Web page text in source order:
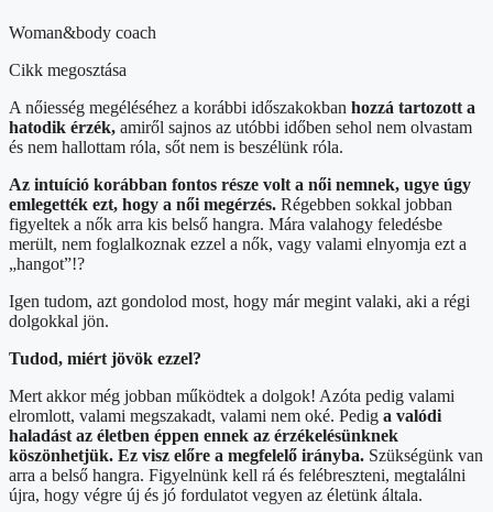
Woman&body coach
Cikk megosztása
A nőiesség megéléséhez a korábbi időszakokban hozzá tartozott a
hatodik érzék, amiről sajnos az utóbbi időben sehol nem olvastam
és nem hallottam róla, sőt nem is beszélünk róla.
Az intuíció korábban fontos része volt a női nemnek, ugye úgy
emlegették ezt, hogy a női megérzés. Régebben sokkal jobban
figyeltek a nők arra kis belső hangra. Mára valahogy feledésbe
merült, nem foglalkoznak ezzel a nők, vagy valami elnyomja ezt a
„hangot”!?
Igen tudom, azt gondolod most, hogy már megint valaki, aki a régi
dolgokkal jön.
Tudod, miért jövök ezzel?
Mert akkor még jobban működtek a dolgok! Azóta pedig valami
elromlott, valami megszakadt, valami nem oké. Pedig a valódi
haladást az életben éppen ennek az érzékelésünknek
köszönhetjük. Ez visz előre a megfelelő irányba. Szükségünk van
arra a belső hangra. Figyelnünk kell rá és felébreszteni, megtalálni
újra, hogy végre új és jó fordulatot vegyen az életünk általa.